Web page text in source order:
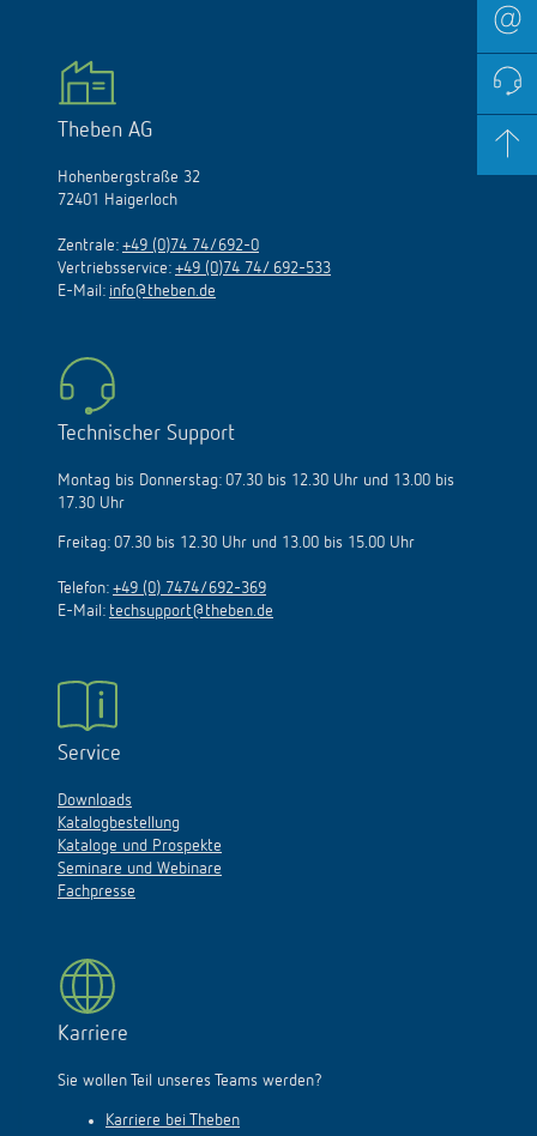
Theben AG
Hohenbergstraße 32
72401 Haigerloch
Zentrale: +49 (0)74 74/692-0
Vertriebsservice: +49 (0)74 74/ 692-533
E-Mail: info@theben.de
Technischer Support
Montag bis Donnerstag: 07.30 bis 12.30 Uhr und 13.00 bis
17.30 Uhr
Freitag: 07.30 bis 12.30 Uhr und 13.00 bis 15.00 Uhr
Telefon: +49 (0) 7474/692-369
E-Mail: techsupport@theben.de
Service
Downloads
Katalogbestellung
Kataloge und Prospekte
Seminare und Webinare
Fachpresse
Karriere
Sie wollen Teil unseres Teams werden?
Karriere bei Theben